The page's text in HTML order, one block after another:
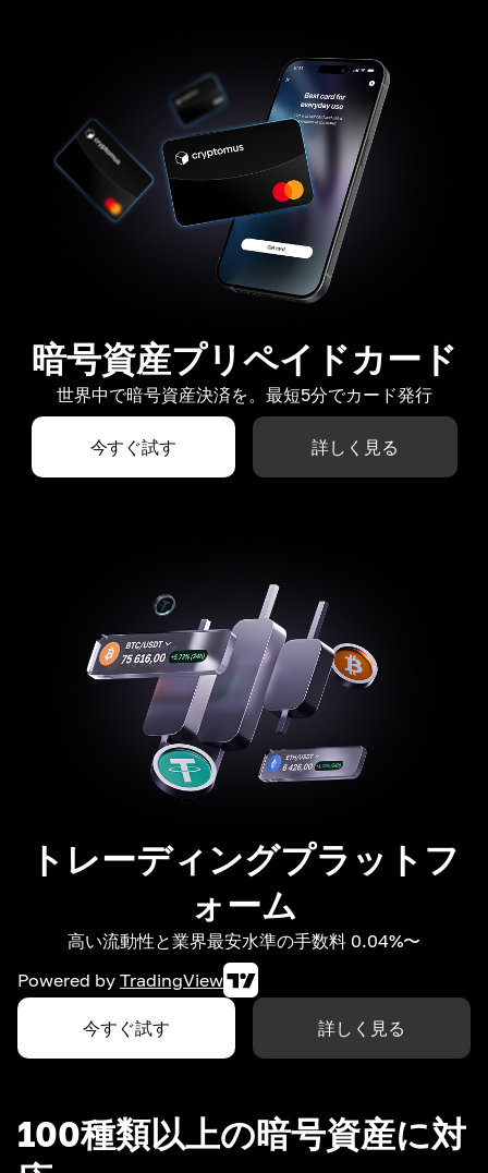
暗号資産プリペイドカード
世界中で暗号資産決済を。最短5分でカード発行
今すぐ試す 詳しく見る
トレーディングプラットフ
ォーム
高い流動性と業界最安水準の手数料 0.04%〜
Powered by TradingView
今すぐ試す 詳しく見る
100種類以上の暗号資産に対